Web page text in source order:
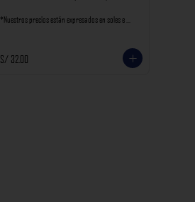
*Nuestros precios están expresados en soles e
S/ 32.00